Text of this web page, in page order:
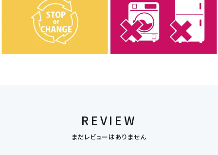
REVIEW
まだレビューはありません